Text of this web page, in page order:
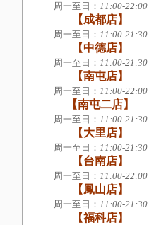
周一至日 ： 11:00-22:00
【成都店】
周一至日 ： 11:00-21:30
【中德店】
周一至日 ： 11:00-21:30
【南屯店】
周一至日 ： 11:00-22:00
【南屯二店】
周一至日 ： 11:00-21:30
【大里店】
周一至日 ： 11:00-21:30
【台南店】
周一至日 ： 11:00-22:00
【鳳山店】
周一至日 ： 11:00-21:30
【福科店】